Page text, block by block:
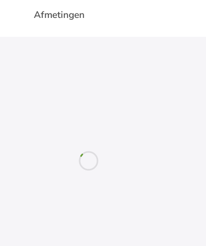
Afmetingen